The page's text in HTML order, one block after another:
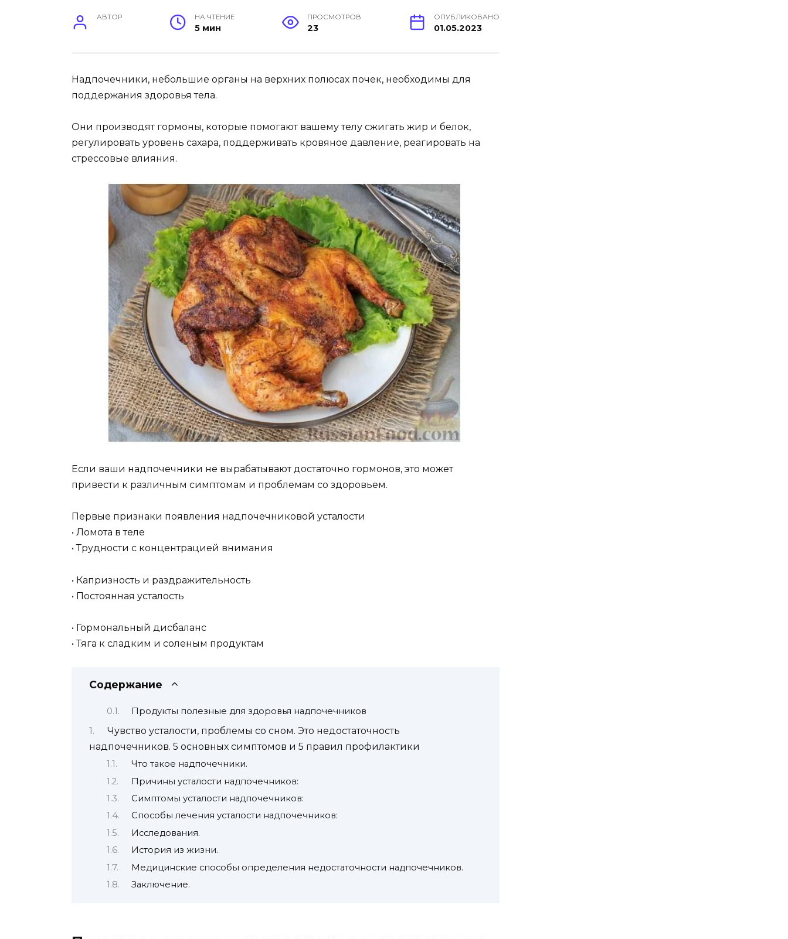
АВТОР НА ЧТЕНИЕ
5 мин
ПРОСМОТРОВ
23
ОПУБЛИКОВАНО
01.05.2023
Надпочечники, небольшие органы на верхних полюсах почек, необходимы для
поддержания здоровья тела.
Они производят гормоны, которые помогают вашему телу сжигать жир и белок,
регулировать уровень сахара, поддерживать кровяное давление, реагировать на
стрессовые влияния.
Если ваши надпочечники не вырабатывают достаточно гормонов, это может
привести к различным симптомам и проблемам со здоровьем.
Первые признаки появления надпочечниковой усталости
• Ломота в теле
• Трудности с концентрацией внимания
• Капризность и раздражительность
• Постоянная усталость
• Гормональный дисбаланс
• Тяга к сладким и соленым продуктам
Содержание
Продукты полезные для здоровья надпочечников
Чувство усталости, проблемы со сном. Это недостаточность
надпочечников. 5 основных симптомов и 5 правил профилактики
Что такое надпочечники.
Причины усталости надпочечников:
Симптомы усталости надпочечников:
Способы лечения усталости надпочечников:
Исследования.
История из жизни.
Медицинские способы определения недостаточности надпочечников.
Заключение.